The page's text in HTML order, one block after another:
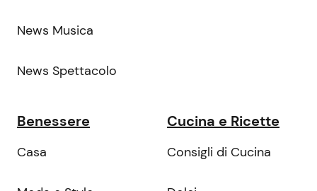
News Musica
News Spettacolo
Benessere
Casa
Cucina e Ricette
Consigli di Cucina